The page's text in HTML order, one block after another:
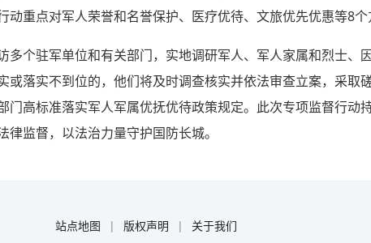
动重点对军人荣誉和名誉保护、医疗优待、文旅优先优惠等8个
多个驻军单位和有关部门，实地调研军人、军人家属和烈士、
或落实不到位的，他们将及时调查核实并依法审查立案，采取
门高标准落实军人军属优抚优待政策规定。此次专项监督行动
监督，以法治力量守护国防长城。
站点地图 | 版权声明 | 关于我们